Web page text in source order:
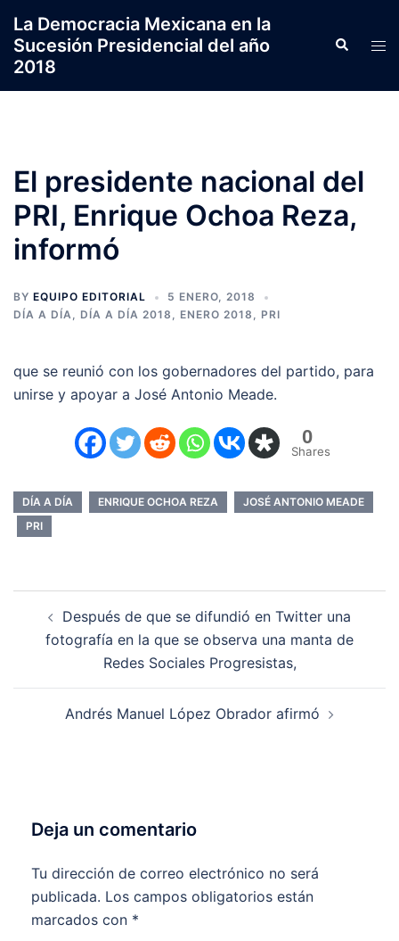
contenido
La Democracia Mexicana en la
Sucesión Presidencial del año
2018
Search
El presidente nacional del
PRI, Enrique Ochoa Reza,
informó
BY EQUIPO EDITORIAL
5 ENERO, 2018
DÍA A DÍA, DÍA A DÍA 2018 , ENERO 2018 , PRI
que se reunió con los gobernadores del partido, para
unirse y apoyar a José Antonio Meade.
0
Shares
DÍA A DÍA ENRIQUE OCHOA REZA
JOSÉ ANTONIO MEADE
PRI
entradas
Después de que se difundió en Twitter una
fotografía en la que se observa una manta de
Redes Sociales Progresistas,
Andrés Manuel López Obrador afirmó
Deja un comentario
Tu dirección de correo electrónico no será
publicada. Los campos obligatorios están
marcados con *